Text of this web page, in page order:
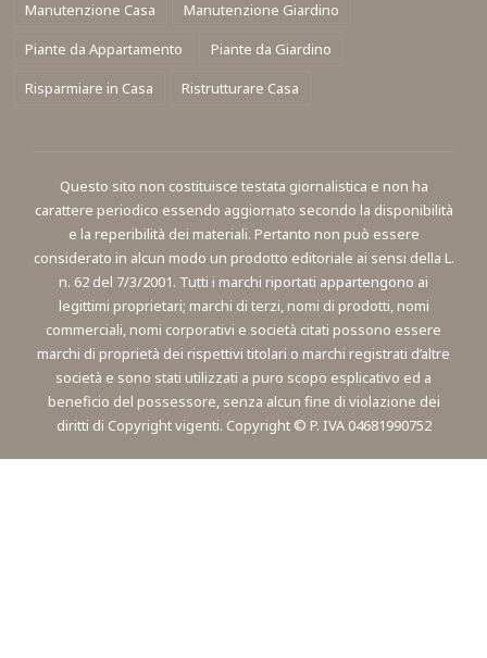
Manutenzione Casa
Manutenzione Giardino
Piante da Appartamento
Piante da Giardino
Risparmiare in Casa
Ristrutturare Casa
Questo sito non costituisce testata giornalistica e non ha
carattere periodico essendo aggiornato secondo la disponibilità
e la reperibilità dei materiali. Pertanto non può essere
considerato in alcun modo un prodotto editoriale ai sensi della L.
n. 62 del 7/3/2001. Tutti i marchi riportati appartengono ai
legittimi proprietari; marchi di terzi, nomi di prodotti, nomi
commerciali, nomi corporativi e società citati possono essere
marchi di proprietà dei rispettivi titolari o marchi registrati d’altre
società e sono stati utilizzati a puro scopo esplicativo ed a
beneficio del possessore, senza alcun fine di violazione dei
diritti di Copyright vigenti. Copyright © P. IVA 04681990752